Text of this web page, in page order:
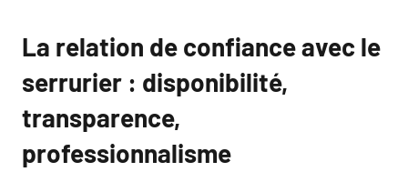
La relation de confiance avec le
serrurier : disponibilité,
transparence,
professionnalisme